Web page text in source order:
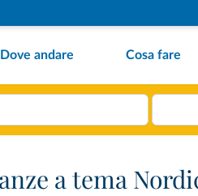
Dove andare Cosa fare
a tema